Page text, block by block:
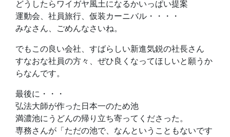
どうしたらワイガヤ風土になるかいっぱい提案
運動会、社員旅行、仮装カーニバル・・・・
みなさん、ごめんなさいね。
でもこの良い会社、すばらしい新進気鋭の社長さん
すなおな社員の方々、ぜひ良くなってほしいと願うか
らなんです。
最後に・・・
弘法大師が作った日本一のため池
満濃池にうどんの帰り立ち寄ってくださった。
専務さんが「ただの池で、なんということもないです